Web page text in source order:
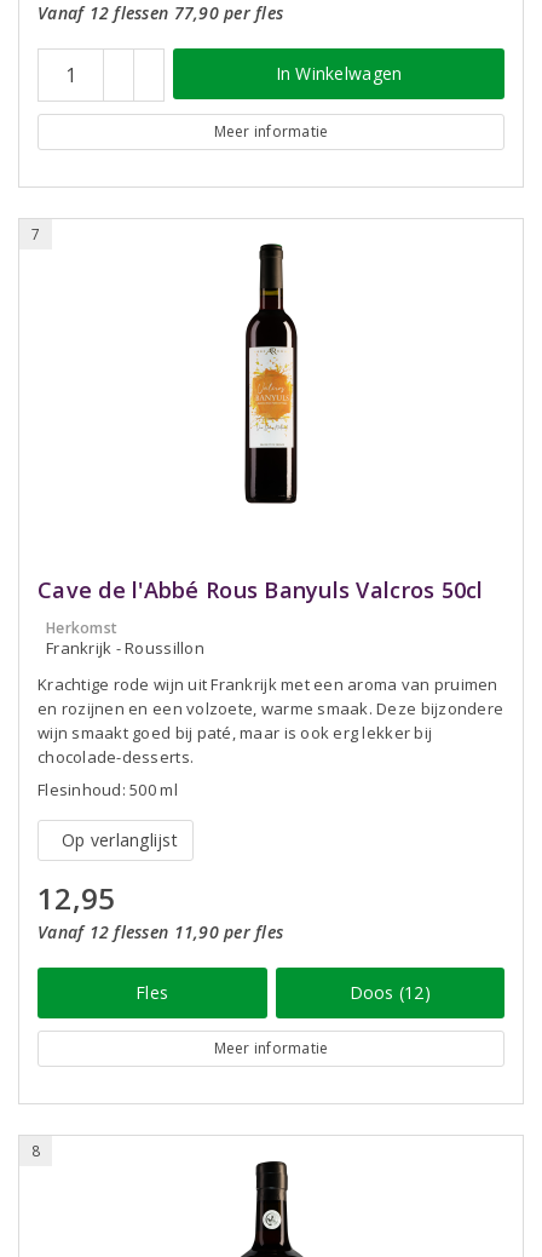
Vanaf 12 flessen 77,90 per fles
In Winkelwagen
Meer informatie
7
Cave de l'Abbé Rous Banyuls Valcros 50cl
Herkomst
Frankrijk - Roussillon
Krachtige rode wijn uit Frankrijk met een aroma van pruimen
en rozijnen en een volzoete, warme smaak. Deze bijzondere
wijn smaakt goed bij paté, maar is ook erg lekker bij
chocolade-desserts.
Flesinhoud: 500 ml
Op verlanglijst
12,95
Vanaf 12 flessen 11,90 per fles
Fles Doos (12)
Meer informatie
8